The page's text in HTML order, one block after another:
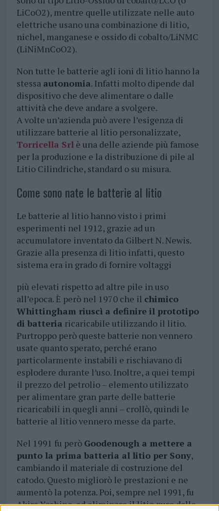
LiCoO2), mentre quelle utilizzate nelle auto
elettriche usano una combinazione di litio,
nichel, manganese e ossido di cobalto/LiNMC
(LiNiMnCoO2).
Non tutte le batterie agli ioni di litio hanno la
stessa autonomia. Infatti molto dipende dal
dispositivo che deve alimentare o dalle
attività che deve andare a svolgere.
A volte un’azienda può avere l’esigenza di
utilizzare batterie al litio personalizzate,
Torricella Srlè una delle aziende più famose
per la produzione e la distribuzione di pile al
Litio Cilindriche, standard o su misura.
Come sono nate le batterie al litio
Le batterie al litio hanno visto i primi
esperimenti nel 1912, grazie ad un
accumulatore inventato da Gilbert N. Newis.
Grazie alla presenza di litio infatti, questo
sistema era in grado di fornire voltaggi
più elevati rispetto ad altre pile in uso
all’epoca. È però nel 1970 che il chimico
Whittingham riuscì a definire il prototipo
di batteria ricaricabile utilizzando il litio.
Purtroppo però queste batterie non vennero
usate quanto sperato, perché erano
particolarmente instabili e rischiavano di
esplodere durante l’uso. Inoltre, a quei tempi
il prezzo del petrolio – elemento utilizzato
per alimentare gran parte delle batterie
ricaricabili in quegli anni – crollò, quindi le
batterie al litio vennero messe da parte.
Nel 1991 fu però Goodenough a mettere a
punto la prima batteria al litio per Sony,
cambiando il materiale di costruzione del
catodo. Questo migliorò le prestazioni e ne
aumentò la potenza. Poi, sempre nel 1991, fu
Akira Yoshino, ad eliminare il litio puro dalle